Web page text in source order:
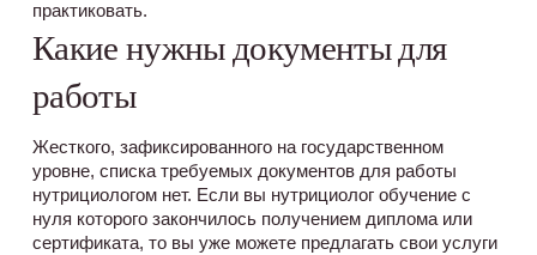
практиковать.
Какие нужны документы для
работы
Жесткого, зафиксированного на государственном
уровне, списка требуемых документов для работы
нутрициологом нет. Если вы нутрициолог обучение с
нуля которого закончилось получением диплома или
сертификата, то вы уже можете предлагать свои услуги